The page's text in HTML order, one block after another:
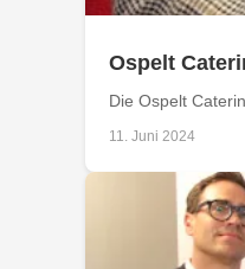
Ospelt
Die Ospelt
11. Juni 2024